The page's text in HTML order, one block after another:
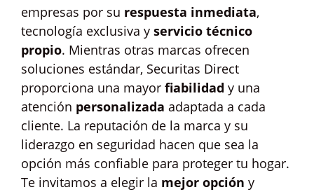
empresas por su respuesta inmediata,
tecnología exclusiva y servicio técnico
propio. Mientras otras marcas ofrecen
soluciones estándar, Securitas Direct
proporciona una mayor fiabilidad y una
atención personalizada adaptada a cada
cliente. La reputación de la marca y su
liderazgo en seguridad hacen que sea la
opción más confiable para proteger tu hogar.
Te invitamos a elegir la mejor opción y